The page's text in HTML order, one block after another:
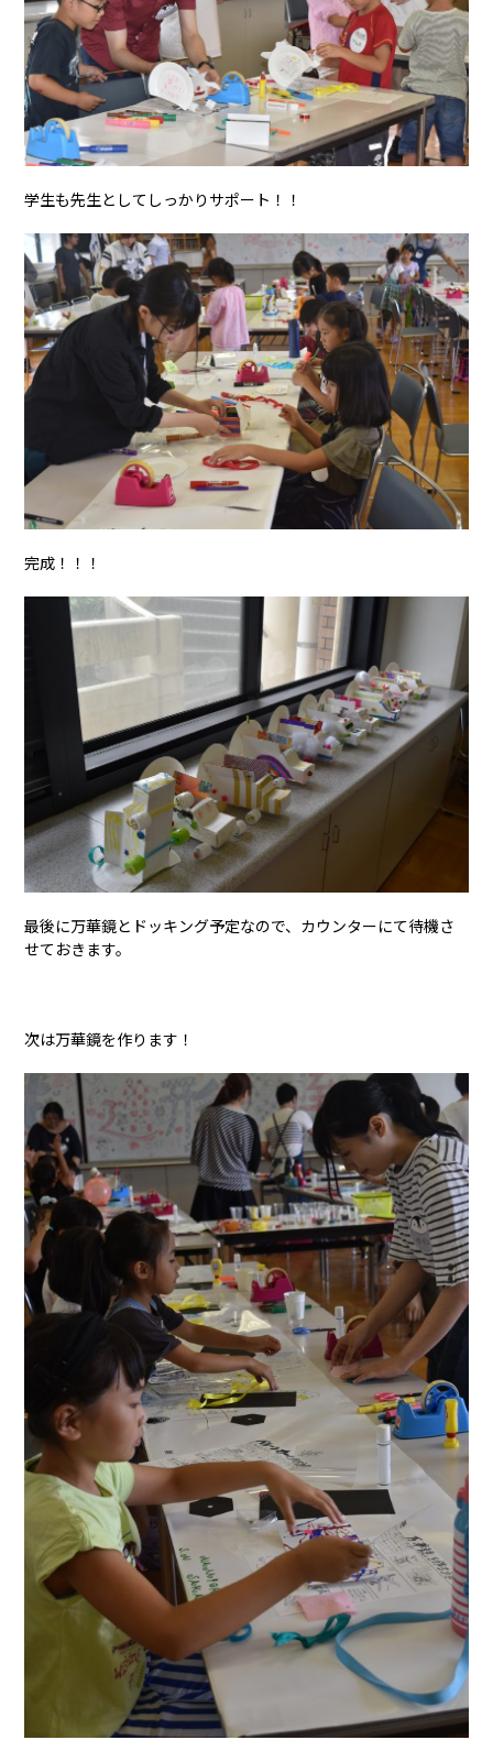
学生も先生としてしっかりサポート！！
完成！！！
最後に万華鏡とドッキング予定なので、カウンターにて待機さ
せておきます。
次は万華鏡を作ります！